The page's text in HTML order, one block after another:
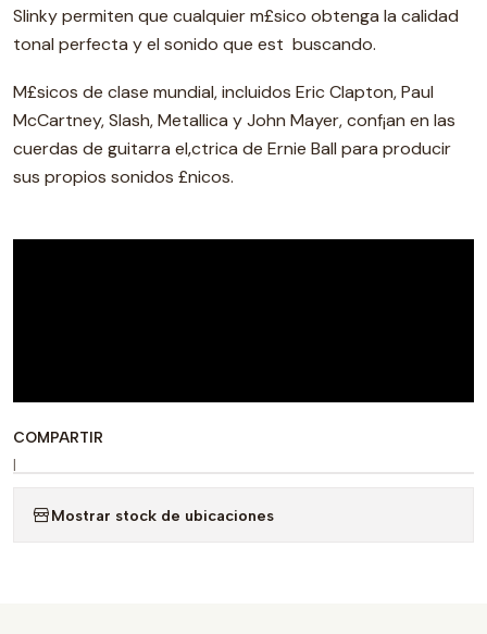
Slinky permiten que cualquier m£sico obtenga la calidad
tonal perfecta y el sonido que est buscando.
M£sicos de clase mundial, incluidos Eric Clapton, Paul
McCartney, Slash, Metallica y John Mayer, conf¡an en las
cuerdas de guitarra el‚ctrica de Ernie Ball para producir
sus propios sonidos £nicos.
COMPARTIR
|
Mostrar stock de ubicaciones